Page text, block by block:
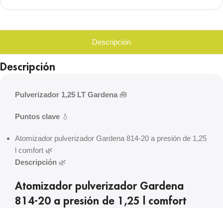
Descripción
Descripción
Pulverizador 1,25 LT Gardena 🧰
Puntos clave 💧
Atomizador pulverizador Gardena 814-20 a presión de 1,25
l comfort 🌿
Descripción 🌿
Atomizador pulverizador Gardena
814-20 a presión de 1,25 l comfort